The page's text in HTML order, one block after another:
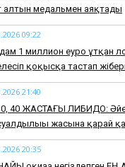
алтын медальмен аяқтады
09:22
1 миллион еуро ұтқан
қоқысқа тастап
21:40
40 ЖАСТАҒЫ ЛИБИДО:
жасына қарай
20:35